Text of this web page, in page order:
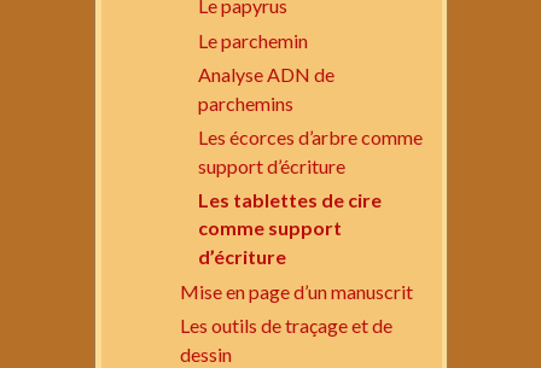
Le papyrus
Le parchemin
Analyse ADN de
parchemins
Les écorces d’arbre comme
support d’écriture
Les tablettes de cire
comme support
d’écriture
Mise en page d’un manuscrit
Les outils de traçage et de
dessin